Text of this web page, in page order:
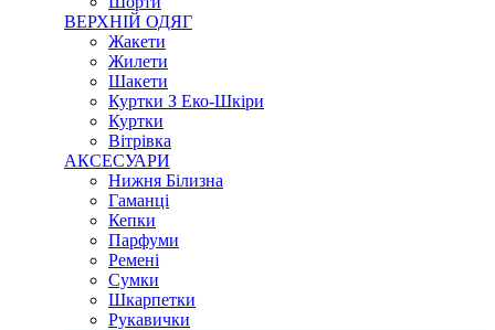
ВЕРХНІЙ ОДЯГ
Жакети
Жилети
Шакети
Куртки З Еко-Шкіри
Куртки
Вітрівка
АКСЕСУАРИ
Нижня Білизна
Гаманці
Кепки
Парфуми
Ремені
Сумки
Шкарпетки
Рукавички